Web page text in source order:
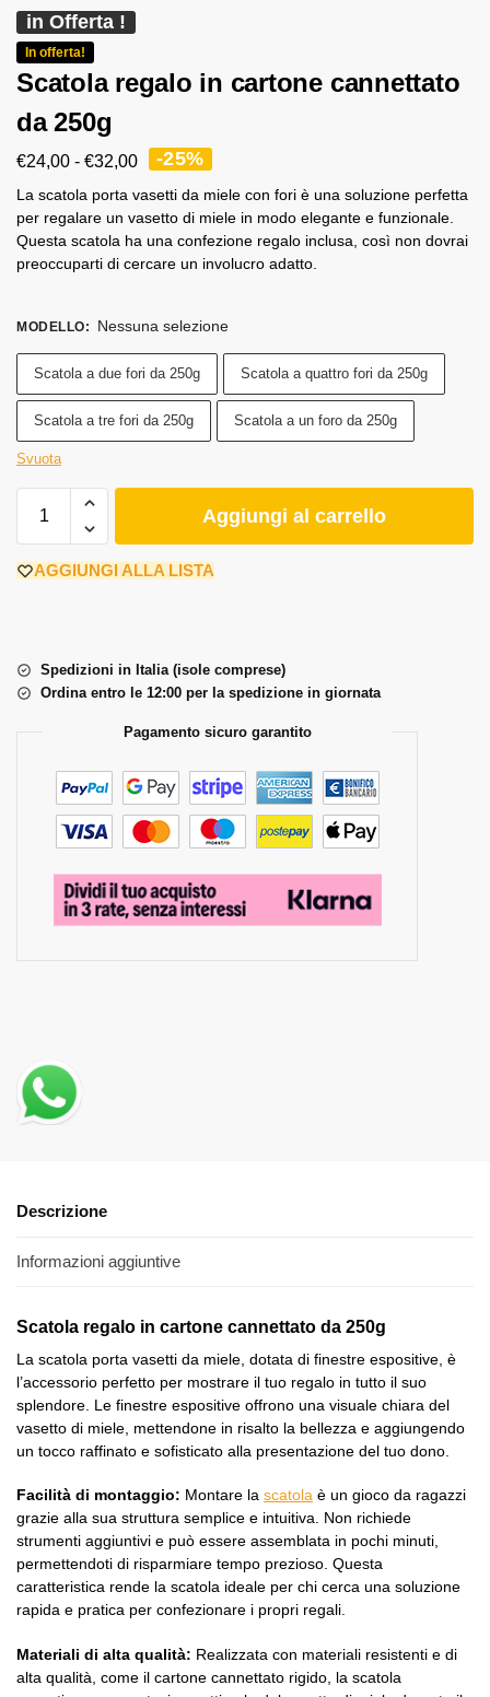
in Offerta !
In offerta!
Scatola regalo in cartone cannettato
da 250g
€24,00 - €32,00 -25%
La scatola porta vasetti da miele con fori è una soluzione perfetta
per regalare un vasetto di miele in modo elegante e funzionale.
Questa scatola ha una confezione regalo inclusa, così non dovrai
preoccuparti di cercare un involucro adatto.
MODELLO: Nessuna selezione
Scatola a due fori da 250g Scatola a quattro fori da 250g
Scatola a tre fori da 250g Scatola a un foro da 250g
Svuota
Aggiungi al carrello
AGGIUNGI ALLA LISTA
Spedizioni in Italia (isole comprese)
Ordina entro le 12:00 per la spedizione in giornata
Pagamento sicuro garantito
Descrizione
Informazioni aggiuntive
Scatola regalo in cartone cannettato da 250g
La scatola porta vasetti da miele, dotata di finestre espositive, è
l’accessorio perfetto per mostrare il tuo regalo in tutto il suo
splendore. Le finestre espositive offrono una visuale chiara del
vasetto di miele, mettendone in risalto la bellezza e aggiungendo
un tocco raffinato e sofisticato alla presentazione del tuo dono.
Facilità di montaggio: Montare la scatola è un gioco da ragazzi
grazie alla sua struttura semplice e intuitiva. Non richiede
strumenti aggiuntivi e può essere assemblata in pochi minuti,
permettendoti di risparmiare tempo prezioso. Questa
caratteristica rende la scatola ideale per chi cerca una soluzione
rapida e pratica per confezionare i propri regali.
Materiali di alta qualità: Realizzata con materiali resistenti e di
alta qualità, come il cartone cannettato rigido, la scatola